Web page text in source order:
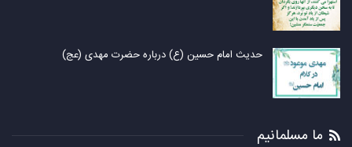
حدیث امام حسین (ع) درباره حضرت مهدی (عج)
ما مسلمانیم